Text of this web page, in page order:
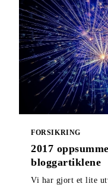
FORSIKRING
2017
bloggartiklene
Vi har gjort et lite